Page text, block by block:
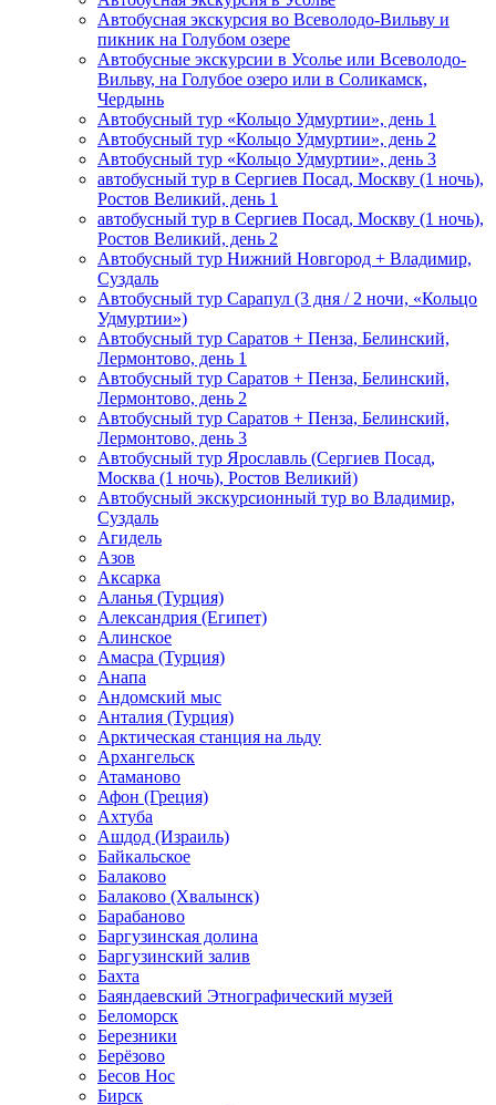
Автобусная экскурсия во Всеволодо-Вильву и
пикник на Голубом озере
Автобусные экскурсии в Усолье или Всеволодо-
Вильву, на Голубое озеро или в Соликамск,
Чердынь
Автобусный тур «Кольцо Удмуртии», день 1
Автобусный тур «Кольцо Удмуртии», день 2
Автобусный тур «Кольцо Удмуртии», день 3
автобусный тур в Сергиев Посад, Москву (1 ночь),
Ростов Великий, день 1
автобусный тур в Сергиев Посад, Москву (1 ночь),
Ростов Великий, день 2
Автобусный тур Нижний Новгород + Владимир,
Суздаль
Автобусный тур Сарапул (3 дня / 2 ночи, «Кольцо
Удмуртии»)
Автобусный тур Саратов + Пенза, Белинский,
Лермонтово, день 1
Автобусный тур Саратов + Пенза, Белинский,
Лермонтово, день 2
Автобусный тур Саратов + Пенза, Белинский,
Лермонтово, день 3
Автобусный тур Ярославль (Сергиев Посад,
Москва (1 ночь), Ростов Великий)
Автобусный экскурсионный тур во Владимир,
Суздаль
Агидель
Азов
Аксарка
Аланья (Турция)
Александрия (Египет)
Алинское
Амасра (Турция)
Анапа
Андомский мыс
Анталия (Турция)
Арктическая станция на льду
Архангельск
Атаманово
Афон (Греция)
Ахтуба
Ашдод (Израиль)
Байкальское
Балаково
Балаково (Хвалынск)
Барабаново
Баргузинская долина
Баргузинский залив
Бахта
Баяндаевский Этнографический музей
Беломорск
Березники
Берёзово
Бесов Нос
Бирск